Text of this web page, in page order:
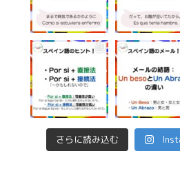
さらに読み込む